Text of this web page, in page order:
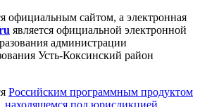
официальным сайтом, а электронная
является официальной электронной
администрации
Усть-Коксинский район
Российским программным продуктом
находящемся под юрисдикцией